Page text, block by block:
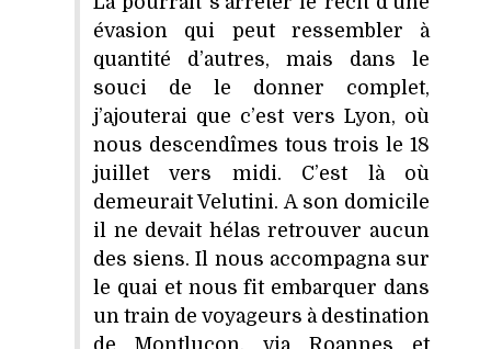
évasion qui peut ressembler à
quantité d’autres, mais dans le
souci de le donner complet,
j’ajouterai que c’est vers Lyon, où
nous descendîmes tous trois le 18
juillet vers midi. C’est là où
demeurait Velutini. A son domicile
il ne devait hélas retrouver aucun
des siens. Il nous accompagna sur
le quai et nous fit embarquer dans
un train de voyageurs à destination
de Montluçon, via Roannes et